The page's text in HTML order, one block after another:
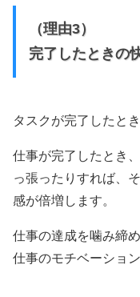
（理由3）
完了したときの
タスクが完了したと
仕事が完了したとき
っ張ったりすれば、
感が倍増します。
仕事の達成を噛み締
仕事のモチベーショ